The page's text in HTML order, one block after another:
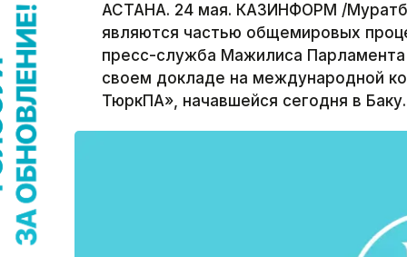
АСТАНА. 24 мая. КАЗИНФОРМ /
являются частью общемировых
пресс-служба Мажилиса
своем докладе на международной
ТюркПА», начавшейся сегодня в Баку.